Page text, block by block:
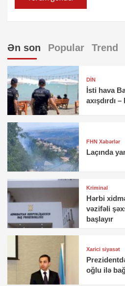
Ən son Popular Trend
DİN
İsti hava
axışdırdı
FHN Xəbərlər
Laçında
Kriminal
Hərbi
vəzifəli
başlayır
Xarici siyasət
oğlu ilə